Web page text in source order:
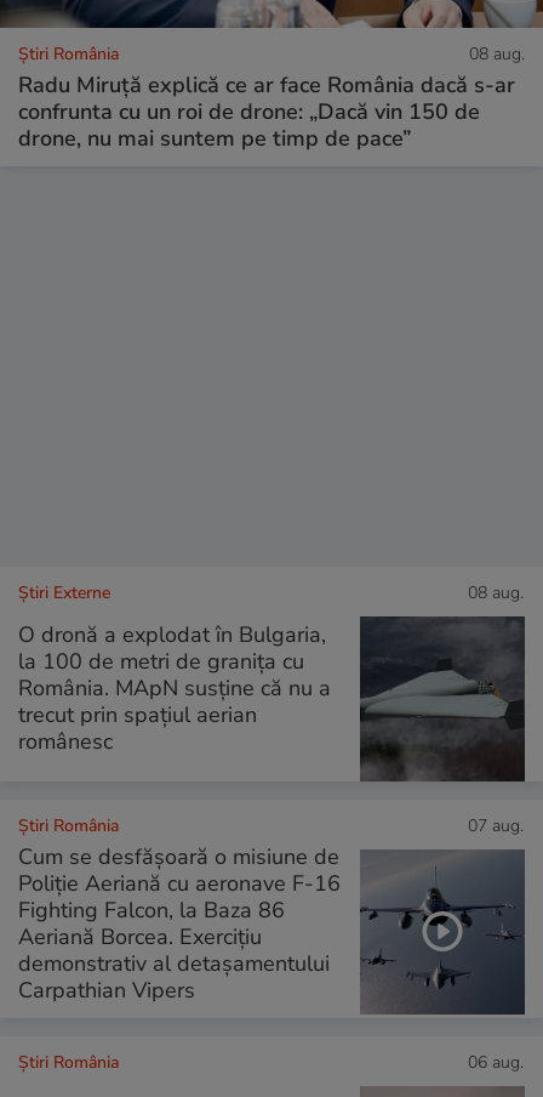
Știri România 08 aug.
Radu Miruță explică ce ar face România dacă s-ar
confrunta cu un roi de drone: „Dacă vin 150 de
drone, nu mai suntem pe timp de pace”
Știri Externe 08 aug.
O dronă a explodat în Bulgaria,
la 100 de metri de granița cu
România. MApN susține că nu a
trecut prin spațiul aerian
românesc
Știri România 07 aug.
Cum se desfășoară o misiune de
Poliție Aeriană cu aeronave F-16
Fighting Falcon, la Baza 86
Aeriană Borcea. Exercițiu
demonstrativ al detașamentului
Carpathian Vipers
Știri România 06 aug.